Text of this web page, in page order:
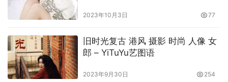
2023年10月3日 77
旧时光复古 港风 摄影 时尚 人像 女
郎 – YiTuYu艺图语
2023年9月30日 254